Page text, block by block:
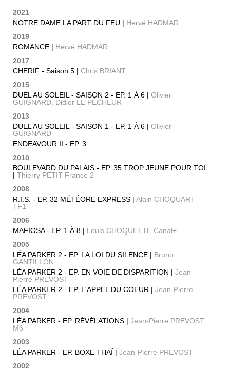
2021
NOTRE DAME LA PART DU FEU | Hervé HADMAR
2019
ROMANCE | Hervé HADMAR
2017
CHERIF - Saison 5 | Chris BRIANT
2015
DUEL AU SOLEIL - SAISON 2 - EP. 1 À 6 | Olivier
GUIGNARD, Didier LE PÊCHEUR
2013
DUEL AU SOLEIL - SAISON 1 - EP. 1 À 6 | Olivier
GUIGNARD
ENDEAVOUR II - EP. 3
2010
BOULEVARD DU PALAIS - EP. 35 TROP JEUNE POUR TOI
| Thierry PETIT France 2
2008
R.I.S. - EP. 32 MÉTÉORE EXPRESS | Alain CHOQUART
TF1
2006
MAFIOSA - EP. 1 À 8 | Louis CHOQUETTE Canal+
2005
LÉA PARKER 2 - EP. LA LOI DU SILENCE | Bruno
GANTILLON
LÉA PARKER 2 - EP. EN VOIE DE DISPARITION | Jean-
Pierre PREVOST
LÉA PARKER 2 - EP. L'APPEL DU COEUR | Jean-Pierre
PREVOST
2004
LÉA PARKER - EP. RÉVÉLATIONS | Jean-Pierre PREVOST
M6
2003
LÉA PARKER - EP. BOXE THAÏ | Jean-Pierre PREVOST
2002